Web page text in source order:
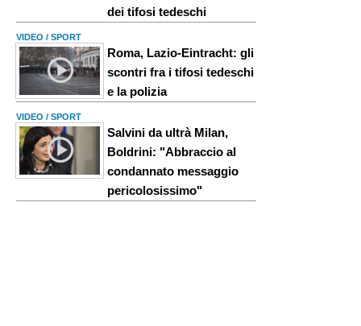
dei tifosi tedeschi
VIDEO / SPORT
Roma, Lazio-Eintracht: gli
scontri fra i tifosi tedeschi
e la polizia
VIDEO / SPORT
Salvini da ultrà Milan,
Boldrini: "Abbraccio al
condannato messaggio
pericolosissimo"